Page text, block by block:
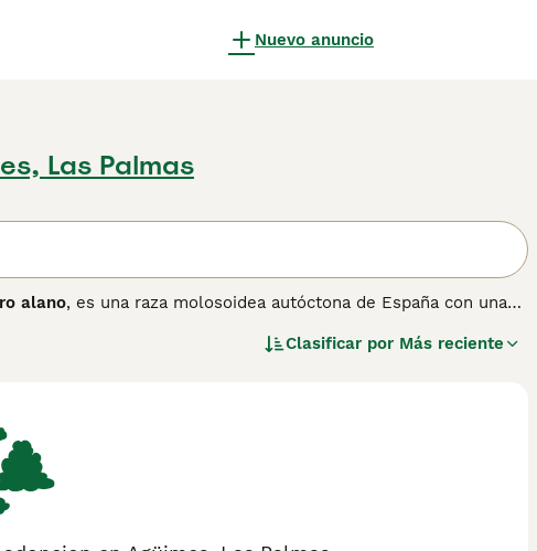
Nuevo anuncio
Las Palmas
alano, es una raza molosoidea autóctona de España con una
medievales de montería y en las corridas de toros, donde
fue reconstituido y reconocido oficialmente por la Real
moderada, mandíbula poderosa y una expresión seria
requiere de una socialización cuidadosa y un propietario con
ejercicio diario intenso, adiestramiento firme y constante
fácil mantenimiento.
Clasificar por Más reciente